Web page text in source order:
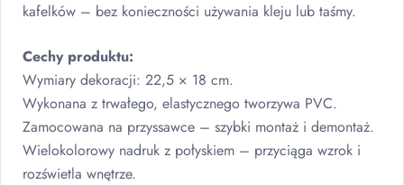
kafelków – bez konieczności używania kleju lub taśmy.
Cechy produktu:
Wymiary dekoracji: 22,5 × 18 cm.
Wykonana z trwałego, elastycznego tworzywa PVC.
Zamocowana na przyssawce – szybki montaż i demontaż.
Wielokolorowy nadruk z połyskiem – przyciąga wzrok i
rozświetla wnętrze.